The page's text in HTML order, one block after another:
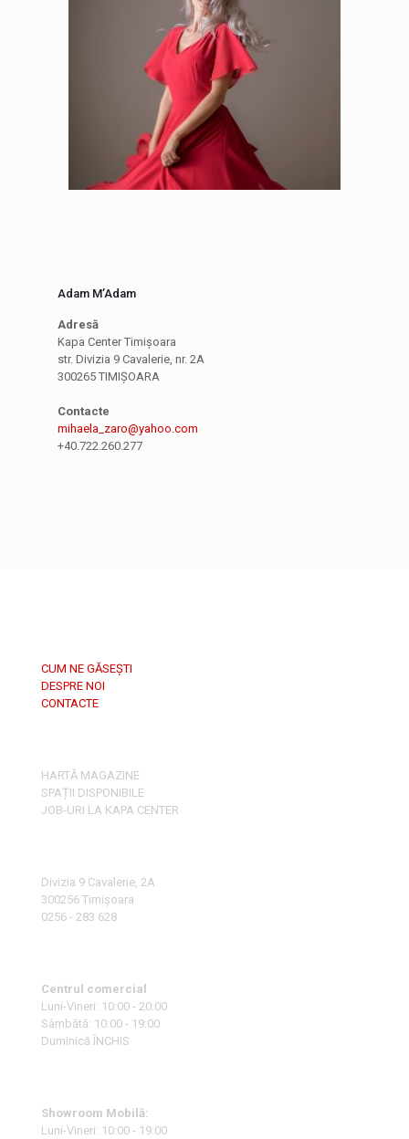
Adam M’Adam
Adresă
Kapa Center Timișoara
str. Divizia 9 Cavalerie, nr. 2A
300265 TIMIȘOARA
Contacte
mihaela_zaro@yahoo.com
+40.722.260.277
CUM NE GĂSEȘTI
DESPRE NOI
CONTACTE
HARTĂ MAGAZINE
SPAȚII DISPONIBILE
JOB-URI LA KAPA CENTER
Divizia 9 Cavalerie, 2A
300256 Timișoara
0256 - 283 628
Centrul comercial
Luni-Vineri: 10:00 - 20:00
Sâmbătă: 10:00 - 19:00
Duminică ÎNCHIS
Showroom Mobilă:
Luni-Vineri: 10:00 - 19:00